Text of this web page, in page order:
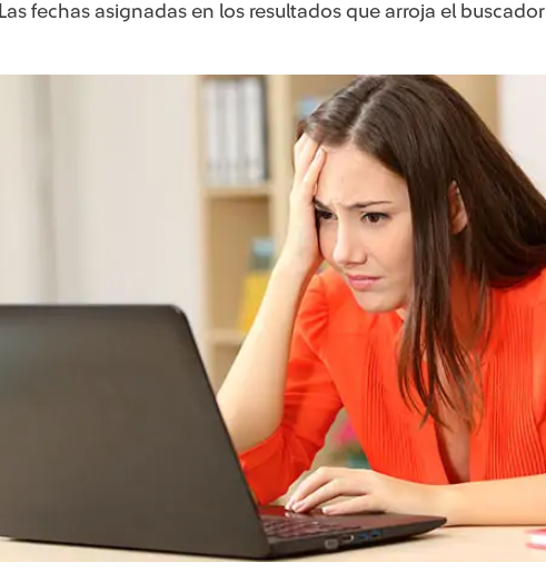
Las fechas asignadas en los resultados que arroja el buscador